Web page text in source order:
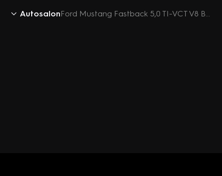
Autosalon Ford Mustang Fastback 5,0 TI-VCT V8 Bullitt